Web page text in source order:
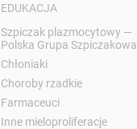
EDUKACJA
Szpiczak plazmocytowy —
Polska Grupa Szpiczakowa
Chłoniaki
Choroby rzadkie
Farmaceuci
Inne mieloproliferacje